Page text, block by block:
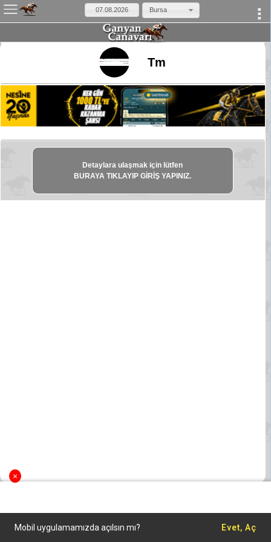
Bursa
Tm
Detaylara ulaşmak için lütfen
BURAYA TIKLAYIP GİRİŞ YAPINIZ.
×
×
Mobil uygulamamızda açılsın mı? Evet, Aç